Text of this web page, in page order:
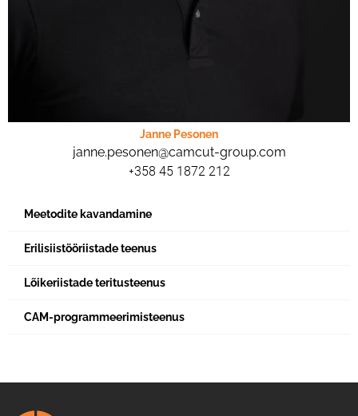
Meetodite kavandamine
Erilisiistööriistade teenus
Lõikeriistade teritusteenus
CAM-programmeerimisteenus
Janne Pesonen
janne.pesonen@camcut-group.com
+358 45 1872 212